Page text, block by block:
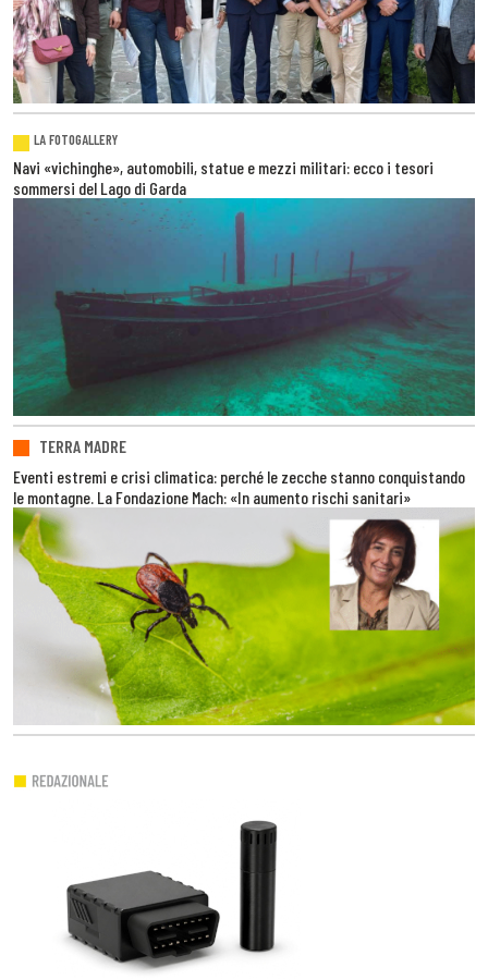
LA FOTOGALLERY
Navi «vichinghe», automobili, statue e mezzi militari: ecco i tesori
sommersi del Lago di Garda
TERRA MADRE
Eventi estremi e crisi climatica: perché le zecche stanno conquistando
le montagne. La Fondazione Mach: «In aumento rischi sanitari»